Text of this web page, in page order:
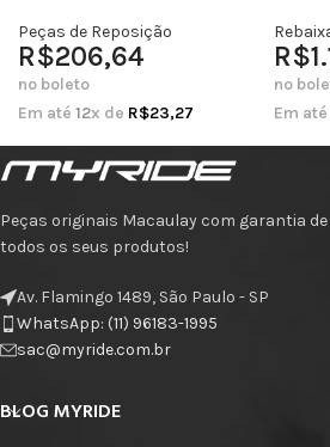
Peças de Reposição
R$206,64
no boleto
Em até 12x de R$23,27
R$
no
Em até
Peças originais Macaulay com garantia
todos os seus produtos!
Av. Flamingo 1489, São Paulo - SP
WhatsApp: (11) 96183-1995
sac@myride.com.br
BLOG MYRIDE